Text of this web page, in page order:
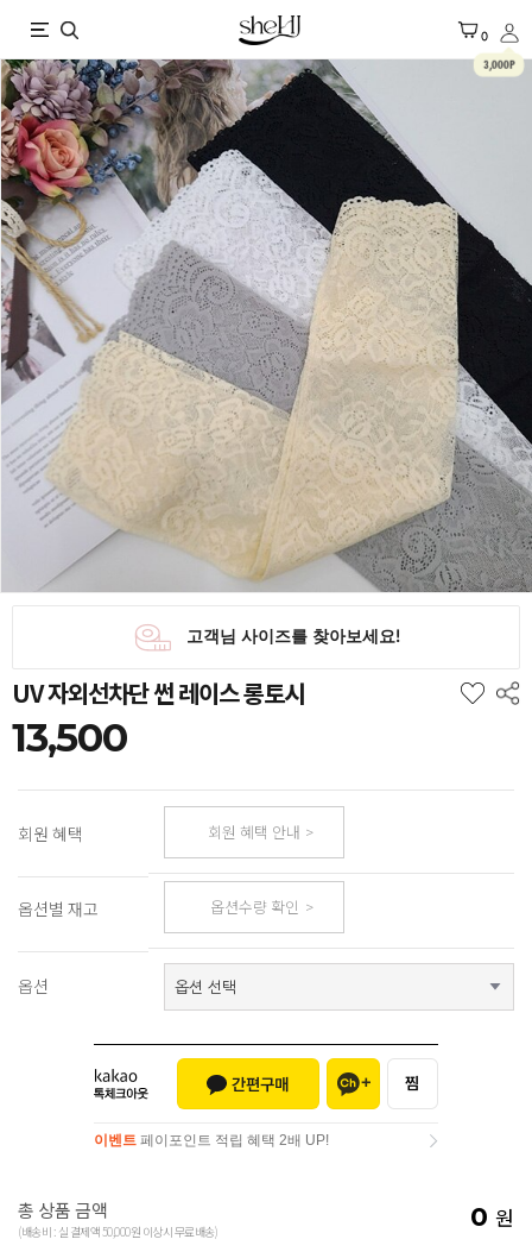
X 0
3,000P
UV 자외선차단 썬 레이스 롱토시
13,500
회원 혜택 회원 혜택 안내
옵션별 재고 옵션수량 확인
옵션
페이포인트 적립 혜택 2배 UP!
이벤트 페이포인트 적립 혜택 2배 UP!
총 상품 금액
(배송비 : 실 결제액 50,000원 이상시 무료배송) 0 원